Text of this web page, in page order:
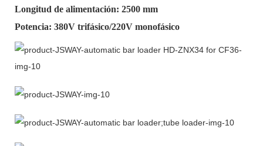
Longitud de alimentación: 2500 mm
Potencia: 380V trifásico/220V monofásico